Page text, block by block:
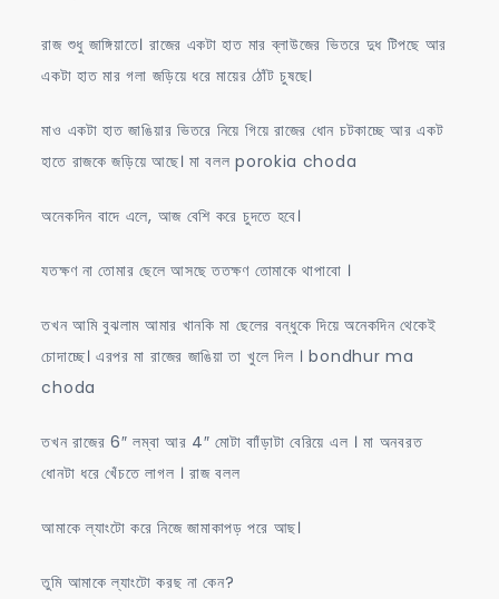
রাজ শুধু জাঙ্গিয়াতে। রাজের একটা হাত মার ব্লাউজের ভিতরে দুধ টিপছে আর
একটা হাত মার গলা জড়িয়ে ধরে মায়ের ঠোঁট চুষছে।
মাও একটা হাত জাঙিয়ার ভিতরে নিয়ে গিয়ে রাজের ধোন চটকাচ্ছে আর একট
হাতে রাজকে জড়িয়ে আছে। মা বলল porokia choda
অনেকদিন বাদে এলে, আজ বেশি করে চুদতে হবে।
যতক্ষণ না তোমার ছেলে আসছে ততক্ষণ তোমাকে থাপাবো ।
তখন আমি বুঝলাম আমার খানকি মা ছেলের বন্ধুকে দিয়ে অনেকদিন থেকেই
চোদাচ্ছে। এরপর মা রাজের জাঙিয়া তা খুলে দিল । bondhur ma
choda
তখন রাজের 6″ লম্বা আর 4″ মোটা বাাঁড়াটা বেরিয়ে এল । মা অনবরত
ধোনটা ধরে খেঁচতে লাগল । রাজ বলল
আমাকে ল্যাংটো করে নিজে জামাকাপড় পরে আছ।
তুমি আমাকে ল্যাংটো করছ না কেন?